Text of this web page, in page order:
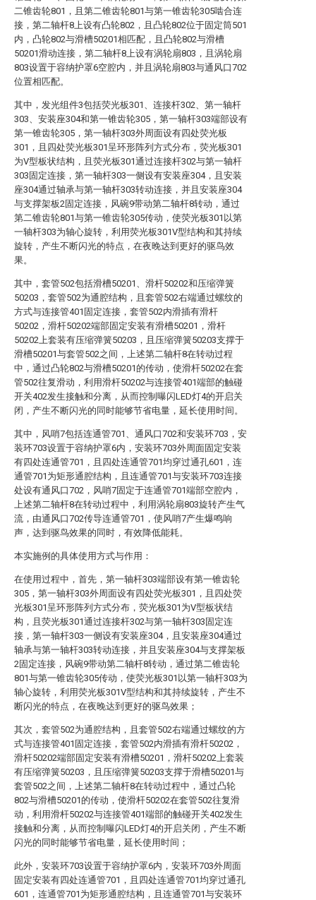
二锥齿轮801，且第二锥齿轮801与第一锥齿轮305啮合连
接，第二轴杆8上设有凸轮802，且凸轮802位于固定筒501
内，凸轮802与滑槽50201相匹配，且凸轮802与滑槽
50201滑动连接，第二轴杆8上设有涡轮扇803，且涡轮扇
803设置于容纳护罩6空腔内，并且涡轮扇803与通风口702
位置相匹配。
其中，发光组件3包括荧光板301、连接杆302、第一轴杆
303、安装座304和第一锥齿轮305，第一轴杆303端部设有
第一锥齿轮305，第一轴杆303外周面设有四处荧光板
301，且四处荧光板301呈环形阵列方式分布，荧光板301
为V型板状结构，且荧光板301通过连接杆302与第一轴杆
303固定连接，第一轴杆303一侧设有安装座304，且安装
座304通过轴承与第一轴杆303转动连接，并且安装座304
与支撑架板2固定连接，风碗9带动第二轴杆8转动，通过
第二锥齿轮801与第一锥齿轮305传动，使荧光板301以第
一轴杆303为轴心旋转，利用荧光板301V型结构和其持续
旋转，产生不断闪光的特点，在夜晚达到更好的驱鸟效
果。
其中，套管502包括滑槽50201、滑杆50202和压缩弹簧
50203，套管502为通腔结构，且套管502右端通过螺纹的
方式与连接管401固定连接，套管502内滑插有滑杆
50202，滑杆50202端部固定安装有滑槽50201，滑杆
50202上套装有压缩弹簧50203，且压缩弹簧50203支撑于
滑槽50201与套管502之间，上述第二轴杆8在转动过程
中，通过凸轮802与滑槽50201的传动，使滑杆50202在套
管502往复滑动，利用滑杆50202与连接管401端部的触碰
开关402发生接触和分离，从而控制曝闪LED灯4的开启关
闭，产生不断闪光的同时能够节省电量，延长使用时间。
其中，风哨7包括连通管701、通风口702和安装环703，安
装环703设置于容纳护罩6内，安装环703外周面固定安装
有四处连通管701，且四处连通管701均穿过通孔601，连
通管701为矩形通腔结构，且连通管701与安装环703连接
处设有通风口702，风哨7固定于连通管701端部空腔内，
上述第二轴杆8在转动过程中，利用涡轮扇803旋转产生气
流，由通风口702传导连通管701，使风哨7产生爆鸣响
声，达到驱鸟效果的同时，有效降低能耗。
本实施例的具体使用方式与作用：
在使用过程中，首先，第一轴杆303端部设有第一锥齿轮
305，第一轴杆303外周面设有四处荧光板301，且四处荧
光板301呈环形阵列方式分布，荧光板301为V型板状结
构，且荧光板301通过连接杆302与第一轴杆303固定连
接，第一轴杆303一侧设有安装座304，且安装座304通过
轴承与第一轴杆303转动连接，并且安装座304与支撑架板
2固定连接，风碗9带动第二轴杆8转动，通过第二锥齿轮
801与第一锥齿轮305传动，使荧光板301以第一轴杆303为
轴心旋转，利用荧光板301V型结构和其持续旋转，产生不
断闪光的特点，在夜晚达到更好的驱鸟效果；
其次，套管502为通腔结构，且套管502右端通过螺纹的方
式与连接管401固定连接，套管502内滑插有滑杆50202，
滑杆50202端部固定安装有滑槽50201，滑杆50202上套装
有压缩弹簧50203，且压缩弹簧50203支撑于滑槽50201与
套管502之间，上述第二轴杆8在转动过程中，通过凸轮
802与滑槽50201的传动，使滑杆50202在套管502往复滑
动，利用滑杆50202与连接管401端部的触碰开关402发生
接触和分离，从而控制曝闪LED灯4的开启关闭，产生不断
闪光的同时能够节省电量，延长使用时间；
此外，安装环703设置于容纳护罩6内，安装环703外周面
固定安装有四处连通管701，且四处连通管701均穿过通孔
601，连通管701为矩形通腔结构，且连通管701与安装环